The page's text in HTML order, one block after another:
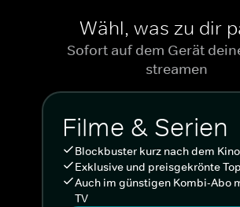
Wähl, was zu dir
Sofort auf dem Gerät
streamen
Filme & Serien
Blockbuster kurz nach dem Kino
Exklusive und preisgekrönte
Auch im günstigen Kombi-Abo
TV